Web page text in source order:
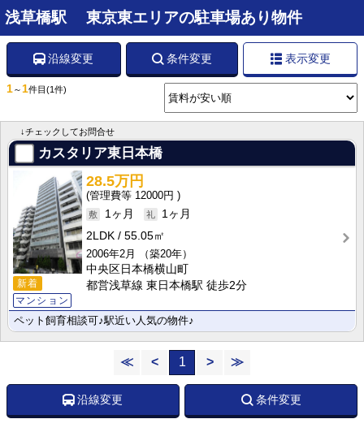
浅草橋駅 東京東エリアの駐車場あり物件
沿線変更 条件変更 表示変更
1～1件目 (1件)
↓チェックしてお問合せ
カスタリア東日本橋
新着
マンション
28.5万円
12000円
1ヶ月
1ヶ月
2LDK
55.05㎡
2006年2月
（築20年）
中央区日本橋横山町
都営浅草線 東日本橋駅 徒歩2分
ペット飼育相談可♪駅近い人気の物件♪
≪ < 1 > ≫
沿線変更 条件変更